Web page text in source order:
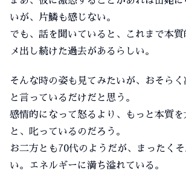
いが、片鱗も感じない。
でも、話を聞いていると、これまで本質
メ出し続けた過去があるらしい。
そんな時の姿も見てみたいが、おそら
と言っているだけだと思う。
感情的になって怒るより、もっと本質を
と、叱っているのだろう。
お二方とも70代のようだが、まったく
い。エネルギーに満ち溢れている。